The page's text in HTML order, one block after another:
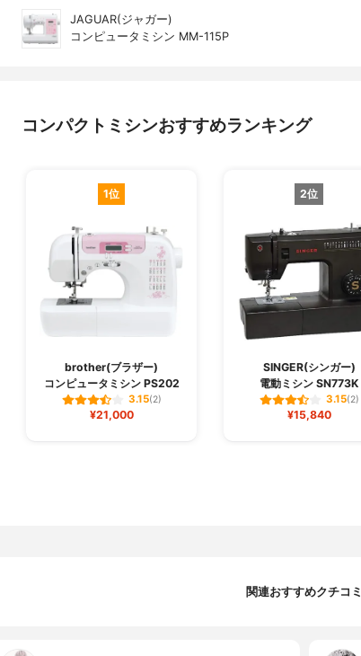
JAGUAR(ジャガー)
コンピュータミシン MM-115P
コンパクトミシンおすすめランキング
1位
brother(ブラザー)
コンピュータミシン PS202
3.15(2)
¥21,000
2位
SINGER(シンガー)
電動ミシン SN773K
3.15(2)
¥15,840
関連おすすめクチコミ